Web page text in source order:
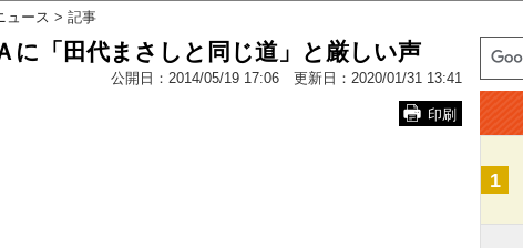
ュース 記事
に「田代まさしと同じ道」と厳しい声
公開日： 2014/05/19 17:06 更新日： 2020/01/31 13:41
印刷
1